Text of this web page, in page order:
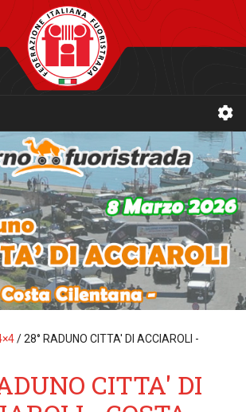
/28° RADUNO CITTA' DI ACCIAROLI -
CITTA' DI